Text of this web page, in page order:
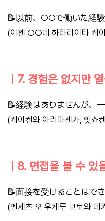
📝以前、○○で働いた経験
(이젠 ○○데 하타라이타 케
ㅣ7. 경험은 없지만
📝経験はありませんが、
(케이켄와 아리마센가, 잇쇼
ㅣ8. 면접을 볼 수 있
📝面接を受けることはで
(멘세츠 오 우케루 코토와 데